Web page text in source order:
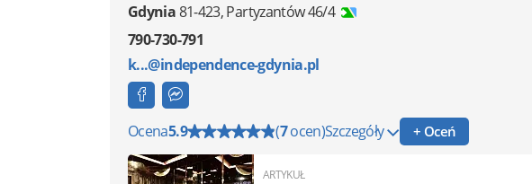
Gdynia81-423,Partyzantów 46/4
790-730-791
k...@independence-gdynia.pl
Ocena5.9 (7ocen)Szczegóły + Oceń
ARTYKUŁ